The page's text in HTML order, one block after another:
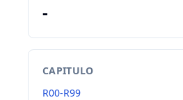
-
CAPITULO
R00-R99